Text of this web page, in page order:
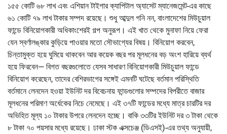
১৫৫ কোটি ৬৮ লাখ এবং এশিয়ান টাইগার ক্যাপিটাল অ্যাসেট ম্যানেজমেন্ট-এর কাছে
৬১ কোটি ৭৯ লাখ টাকার সম্পদ রয়েছে। শুধু আব্দুল গনি নন, বাংলাদেশের মিউচুয়াল
ফান্ডে বিনিয়োগকারী অধিকাংশেরই গল্প অনুরূপ। এই খাত থেকে মুনাফা নিয়ে ফেরা
যেন স্বর্ণালঙ্কার কুড়িয়ে পাওয়ার মতো সৌভাগ্যের বিষয়। বিনিয়োগ করবেন,
চিন্তামুক্ত হয়ে ঘুমিয়ে থাকবেন আর কয়েক বছর পর মূলধনের বড় অংশ হারিয়ে ব্যর্থ
হয়ে ফিরবেন— বিগত বছরগুলোতে যেসব সাধারণ বিনিয়োগকারী মিউচুয়াল ফান্ডে
বিনিয়োগ করেছেন, তাদের বেশিরভাগের সঙ্গেই এমনটি ঘটেছে বর্তমান পরিস্থিতি
বর্তমানে লেনদেন হওয়া ইউনিট দর বিবেচনায় ফান্ডগুলোর সম্পদের বিপরীতে বাজার
মূলধনের পরিমাণ অর্ধেকের নিচে নেমেছে। এই ৩৭টি ফান্ডের মধ্যে মাত্র চারটির দর
অভিহিত মূল্য ১০ টাকার উপরে লেনদেন হচ্ছে। বাকি ৩৩টির ইউনিট দর ৩ টাকা থেকে
৮ টাকা ৭০ পয়সার মধ্যে রয়েছে। ঢাকা স্টক এক্সচেঞ্জ (ডিএসই)-এর তথ্য অনুযায়ী,